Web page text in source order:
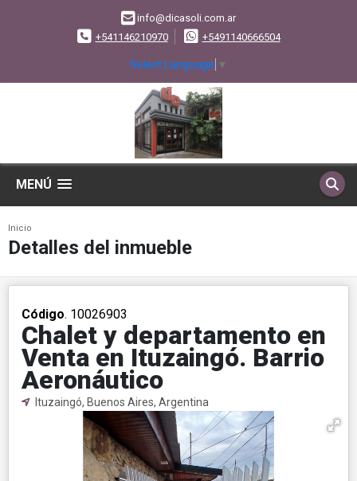
info@dicasoli.com.ar
+541146210970
+5491140666504
Select Language ▼
MENÚ
Inicio
Detalles del inmueble
Código. 10026903
Chalet y departamento en
Venta en Ituzaingó. Barrio
Aeronáutico
Ituzaingó, Buenos Aires, Argentina